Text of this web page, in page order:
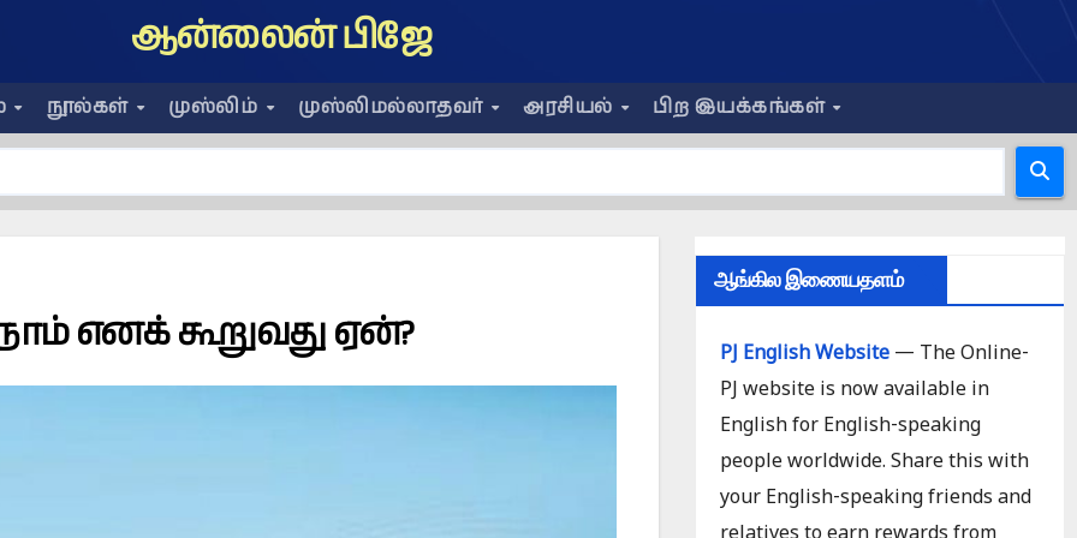
ஆன்லைன் பிஜே
நூல்கள் முஸ்லிம் முஸ்லிமல்லாதவர் அரசியல் பிற இயக்கங்கள்
எனக் கூறுவது ஏன்?
ஆங்கில இணையதளம்
PJ English Website— The Online-
PJ website is now available in
English for English-speaking
people worldwide. Share this with
your English-speaking friends and